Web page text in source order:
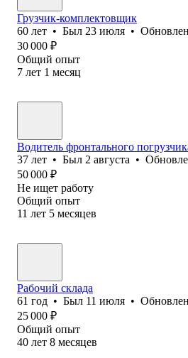
Грузчик-комплектовщик
60 лет • Был 23 июля •
30 000 ₽
Общий опыт
7 лет 1 месяц
Водитель фронтального
37 лет • Был 2 августа •
50 000 ₽
Не ищет работу
Общий опыт
11 лет 5 месяцев
Рабочий склада
61 год • Был 11 июля •
25 000 ₽
Общий опыт
40 лет 8 месяцев